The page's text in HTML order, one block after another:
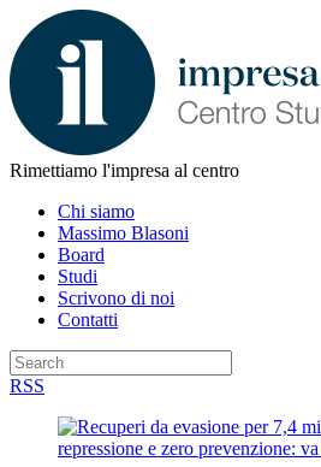
Rimettiamo l'impresa al centro
Chi siamo
Massimo Blasoni
Board
Studi
Scrivono di noi
Contatti
RSS